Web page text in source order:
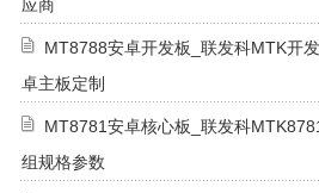
应商
MT8788安卓开发板_联发科MTK开
卓主板定制
MT8781安卓核心板_联发科
组规格参数